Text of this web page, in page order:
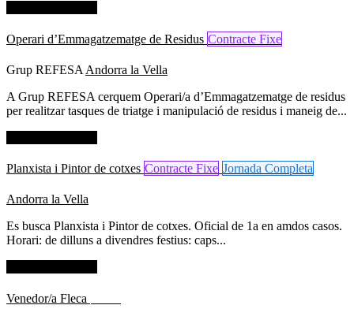
Operari d’Emmagatzematge de Residus Contracte Fixe
Grup REFESA Andorra la Vella
A Grup REFESA cerquem Operari/a d’Emmagatzematge de residus
per realitzar tasques de triatge i manipulació de residus i maneig de...
Planxista i Pintor de cotxes Contracte Fixe Jornada Completa
Andorra la Vella
Es busca Planxista i Pintor de cotxes. Oficial de 1a en amdos casos.
Horari: de dilluns a divendres festius: caps...
Venedor/a Fleca